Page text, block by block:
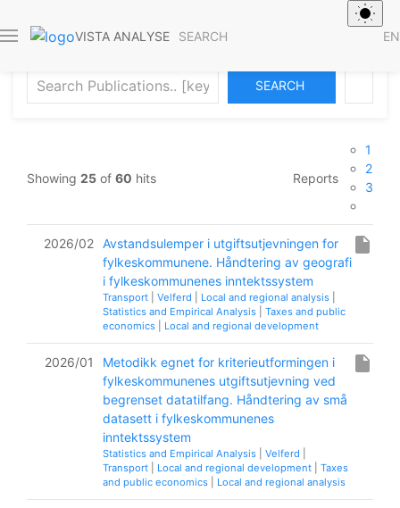
VISTA ANALYSE SEARCH EN
Publications
Showing 25 of 60 hits Reports
1
2
3
2026/02 Avstandsulemper i utgiftsutjevningen for
fylkeskommunene. Håndtering av geografi
i fylkeskommunenes inntektssystem
Transport Velferd Local and regional analysis
Statistics and Empirical Analysis
Taxes and public
economics
Local and regional development
insert_drive_file
2026/01
Metodikk egnet for kriterieutformingen i
fylkeskommunenes utgiftsutjevning ved
begrenset datatilfang. Håndtering av små
datasett i fylkeskommunenes
inntektssystem
Statistics and Empirical Analysis Velferd
Transport
Local and regional development
Taxes
and public economics
Local and regional analysis
insert_drive_file